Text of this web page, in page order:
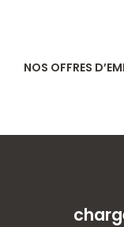
NOS OFFRES